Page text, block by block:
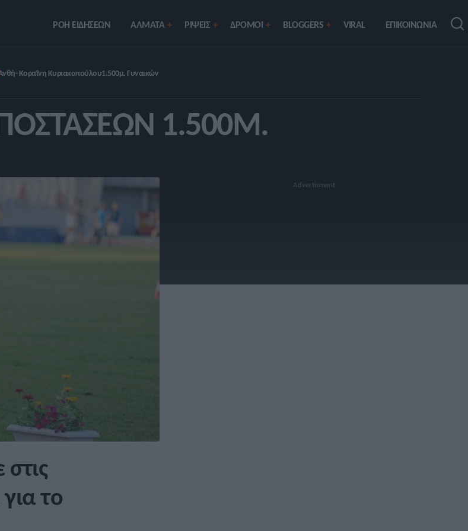
ΡΟΗ ΕΙΔΗΣΕΩΝ ΑΛΜΑΤΑ ΡIΨΕΙΣ ΔΡΟΜΟΙ BLOGGERS VIRAL ΕΠΙΚΟΙΝΩΝΙΑ
Κοραΐνη Κυριακοπούλου1.500μ. Γυναικών
1.500Μ.
το